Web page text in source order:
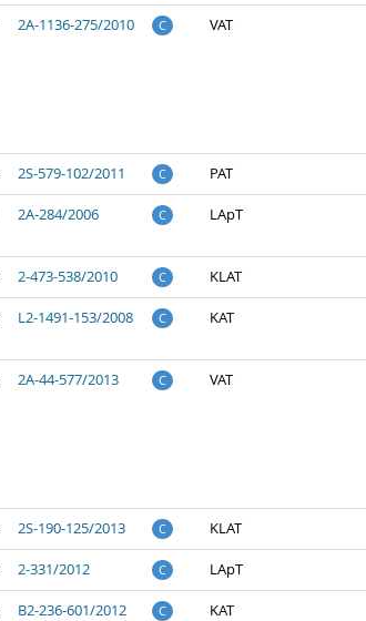
2A-1136-275/2010 C VAT
2S-579-102/2011 C PAT
2A-284/2006 C LApT
2-473-538/2010 C KLAT
L2-1491-153/2008 C KAT
2A-44-577/2013 C VAT
2S-190-125/2013 C KLAT
2-331/2012 C LApT
B2-236-601/2012 C KAT